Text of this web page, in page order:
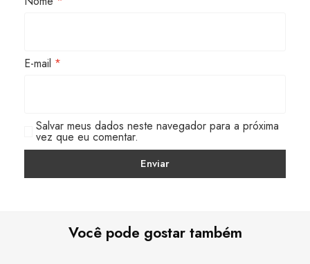
E-mail *
Salvar meus dados neste navegador para a próxima
vez que eu comentar.
Você pode gostar também